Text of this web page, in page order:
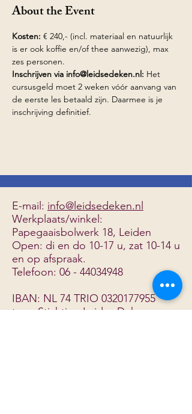
About the Event
Kosten: € 240,- (incl. materiaal en natuurlijk
is er ook koffie en/of thee aanwezig), max
zes personen.
Inschrijven via info@leidsedeken.nl: Het
cursusgeld moet 2 weken vóór aanvang van
de eerste les betaald zijn. Daarmee is je
inschrijving definitief.
E-mail: info@leidsedeken.nl
Werkplaats/winkel:
Papegaaisbolwerk 18, Leiden
Open: di en do 10-17 u, zat 10-14 u
en op afspraak.
Telefoon: 06 - 44034948
IBAN: NL 74 TRIO 0320177955
t.n.v. Stichting Leidse Deken